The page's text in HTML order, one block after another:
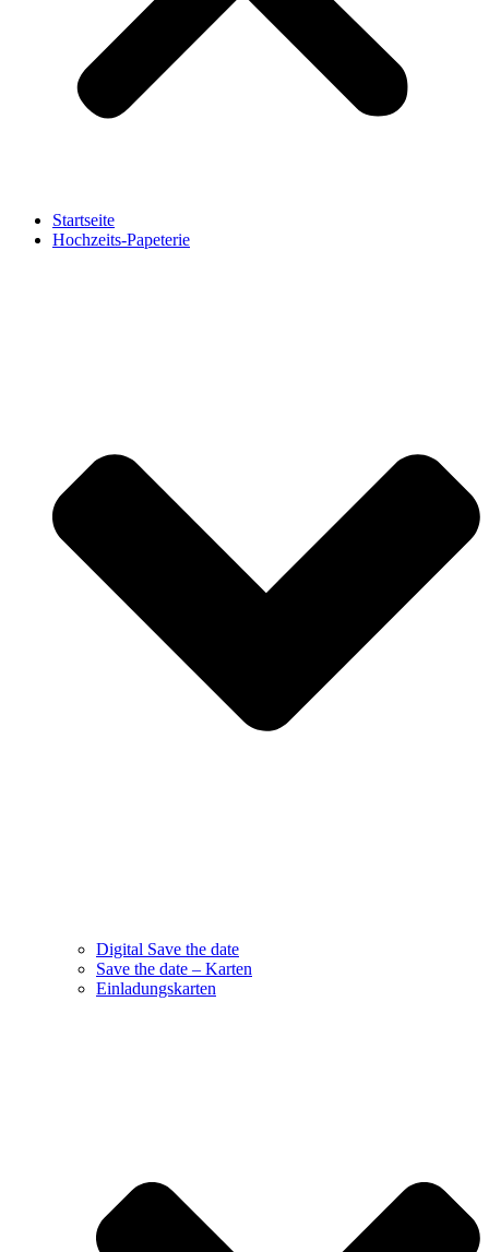
Startseite
Hochzeits-Papeterie
Digital Save the date
Save the date – Karten
Einladungskarten